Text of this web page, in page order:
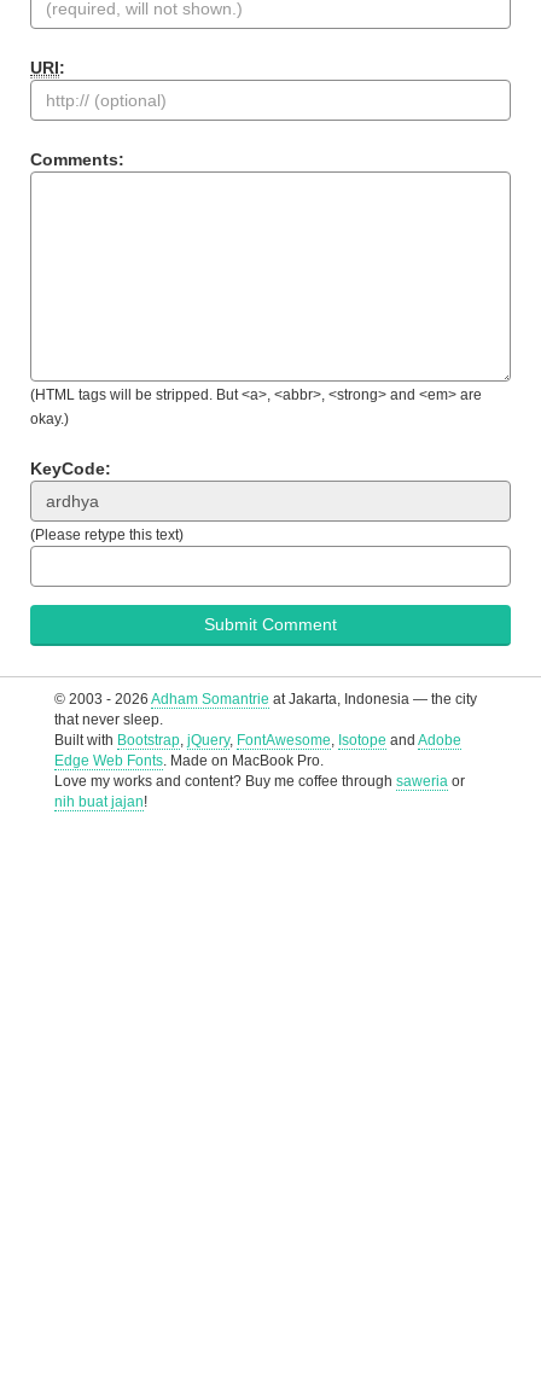
URI:
Comments:
(HTML tags will be stripped. But <a>, <abbr>, <strong> and <em> are
okay.)
KeyCode:
(Please retype this text)
© 2003 - 2026 Adham Somantrie at Jakarta, Indonesia — the city
that never sleep.
Built with Bootstrap, jQuery, FontAwesome, Isotope and Adobe
Edge Web Fonts. Made on MacBook Pro.
Love my works and content? Buy me coffee through saweria or
nih buat jajan!